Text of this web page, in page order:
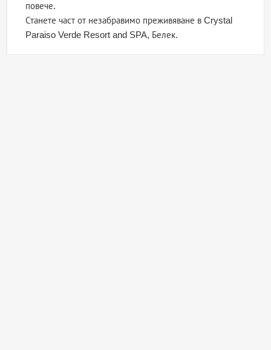
повече.
Станете част от незабравимо преживяване в Crystal
Paraiso Verde Resort and SPA, Белек.